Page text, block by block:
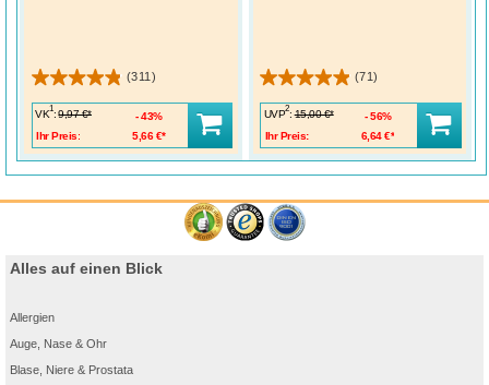
(311)
VK
1
: 9,97 €*
Ihr Preis:
5,66 €*
43%
(71)
UVP
2
: 15,00 €*
Ihr Preis:
6,64 €*
56%
Alles auf einen Blick
Allergien
Auge, Nase & Ohr
Blase, Niere & Prostata